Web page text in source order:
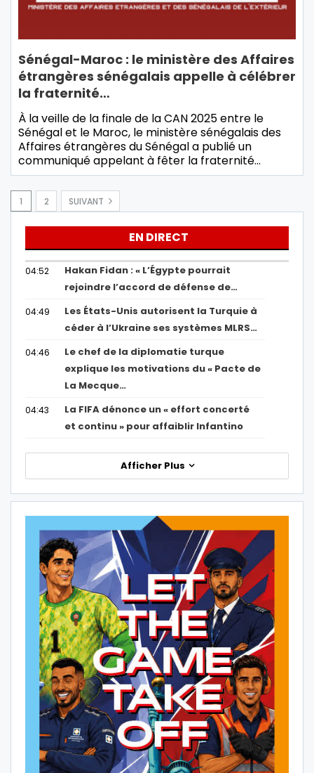
Sénégal-Maroc : le ministère des Affaires
étrangères sénégalais appelle à célébrer
la fraternité…
À la veille de la finale de la CAN 2025 entre le
Sénégal et le Maroc, le ministère sénégalais des
Affaires étrangères du Sénégal a publié un
communiqué appelant à fêter la fraternité…
1 2 SUIVANT
EN DIRECT
04:52
Hakan Fidan : « L’Égypte pourrait
rejoindre l’accord de défense de…
04:49
Les États-Unis autorisent la Turquie à
céder à l’Ukraine ses systèmes MLRS…
04:46
Le chef de la diplomatie turque
explique les motivations du « Pacte de
La Mecque…
04:43
La FIFA dénonce un « effort concerté
et continu » pour affaiblir Infantino
Afficher Plus